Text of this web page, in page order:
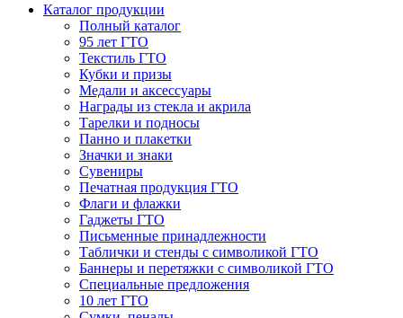
Каталог продукции
Полный каталог
95 лет ГТО
Текстиль ГТО
Кубки и призы
Медали и аксессуары
Награды из стекла и акрила
Тарелки и подносы
Панно и плакетки
Значки и знаки
Сувениры
Печатная продукция ГТО
Флаги и флажки
Гаджеты ГТО
Письменные принадлежности
Таблички и стенды с символикой ГТО
Баннеры и перетяжки с символикой ГТО
Специальные предложения
10 лет ГТО